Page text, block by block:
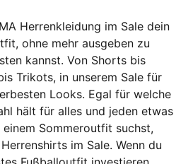
Herrenkleidung im Sale dein
ohne mehr ausgeben zu
kannst. Von Shorts bis
Trikots, in unserem Sale für
Looks. Egal für welche
hält für alles und jeden etwas
Sommeroutfit suchst,
im Sale. Wenn du